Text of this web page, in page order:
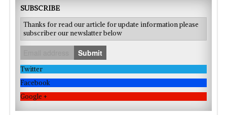
SUBSCRIBE
Thanks for read our article for update information please
subscriber our newslatter below
Submit
Twitter
Facebook
Google +